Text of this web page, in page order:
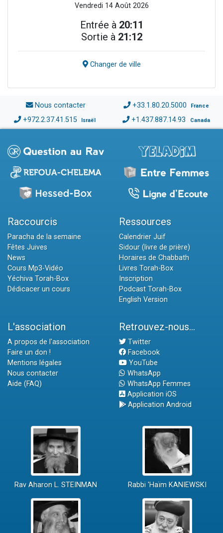
Vendredi 14 Août 2026
Entrée à 20:11
Sortie à 21:12
Changer de ville
Nous contacter +33.1.80.20.5000 France
+972.2.37.41.515 Israël +1.437.887.14.93 Canada
Raccourcis
Paracha de la semaine
Fêtes Juives
News
Cours Mp3-Vidéo
Yéchiva Torah-Box
Dédicacer un cours
Ressources
Calendrier Juif
Sidour (livre de prière)
Horaires de Chabbath
Livres Torah-Box
Inscription
Podcast Torah-Box
English Version
L'association
A propos de l'association
Faire un don !
Mentions légales
Nous contacter
Aide (FAQ)
Retrouvez-nous...
Twitter
Facebook
YouTube
WhatsApp
WhatsApp Femmes
Application iOS
Application Android
Rav Aharon L. STEINMAN Rabbi 'Haïm KANIEWSKI